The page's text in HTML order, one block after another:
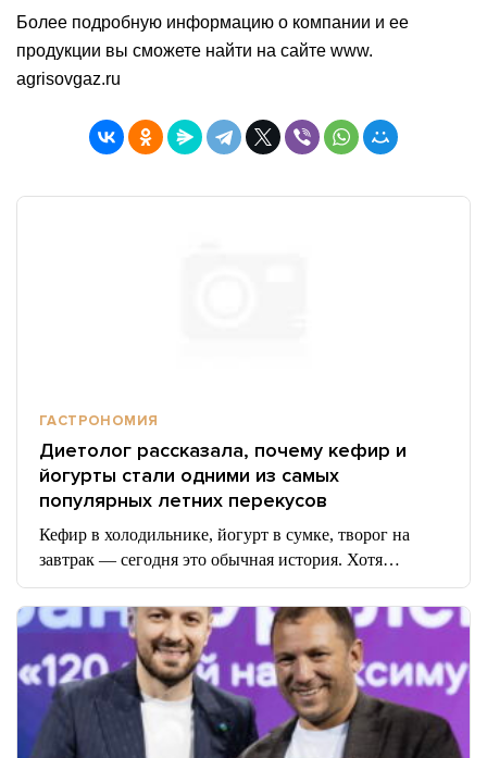
Более подробную информацию о компании и ее
продукции вы сможете найти на сайте www.
agrisovgaz.ru
ГАСТРОНОМИЯ
Диетолог рассказала, почему кефир и
йогурты стали одними из самых
популярных летних перекусов
Кефир в холодильнике, йогурт в сумке, творог на
завтрак — сегодня это обычная история. Хотя…